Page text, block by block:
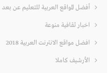
أفضل المواقع العربية للتعليم عن بعد
اخبار ثقافية منوعة
افضل مواقع الانترنت العربية 2018
الأرشيف كاملا